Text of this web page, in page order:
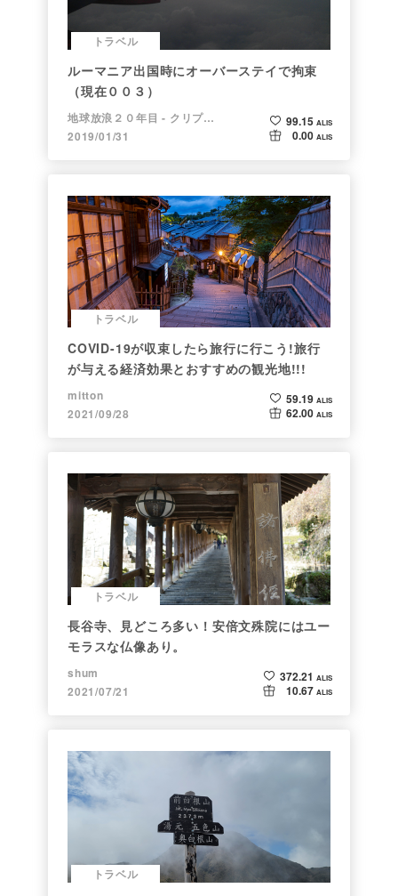
トラベル
ルーマニア出国時にオーバーステイで拘束
（現在００３）
地球放浪２０年目 - クリプトラベラー
2019/01/31
99.15 ALIS
0.00 ALIS
トラベル
COVID-19が収束したら旅行に行こう!旅行
が与える経済効果とおすすめの観光地!!!
mitton
2021/09/28
59.19 ALIS
62.00 ALIS
トラベル
長谷寺、見どころ多い！安倍文殊院にはユー
モラスな仏像あり。
shum
2021/07/21
372.21 ALIS
10.67 ALIS
トラベル